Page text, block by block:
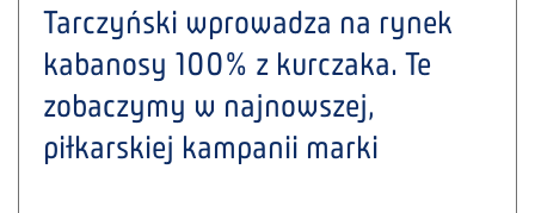
Tarczyński wprowadza na rynek
kabanosy 100% z kurczaka. Te
zobaczymy w najnowszej,
piłkarskiej kampanii marki